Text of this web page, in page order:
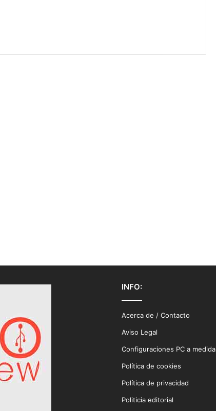
INFO:
Acerca de / Contacto
Aviso Legal
Configuraciones PC a medida
Política de cookies
Política de privacidad
Politicia editorial